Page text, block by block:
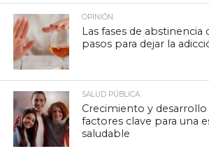
OPINIÓN
Las fases de abstinencia
pasos para dejar la
SALUD PÚBLICA
Crecimiento y desarrollo
factores clave para una
saludable